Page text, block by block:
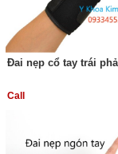
Đai nẹp cổ tay trái
Call